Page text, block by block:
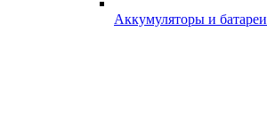
Аккумуляторы и батареи